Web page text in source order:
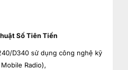
Số Tiên Tiến
D340 sử dụng công nghệ kỹ
Radio),